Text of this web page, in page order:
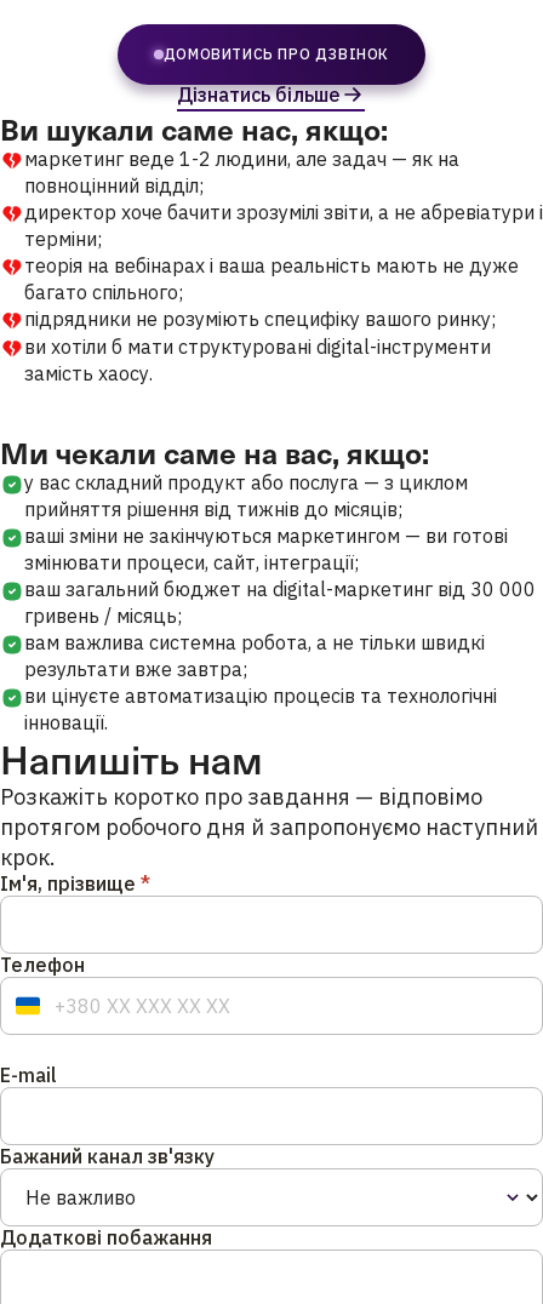
ДОМОВИТИСЬ ПРО ДЗВІНОК
Дізнатись більше
Ви шукали саме нас, якщо:
маркетинг веде 1-2 людини, але задач — як на
повноцінний відділ;
директор хоче бачити зрозумілі звіти, а не абревіатури і
терміни;
теорія на вебінарах і ваша реальність мають не дуже
багато спільного;
підрядники не розуміють специфіку вашого ринку;
ви хотіли б мати структуровані digital-інструменти
замість хаосу.
Ми чекали саме на вас, якщо:
у вас складний продукт або послуга — з циклом
прийняття рішення від тижнів до місяців;
ваші зміни не закінчуються маркетингом — ви готові
змінювати процеси, сайт, інтеграції;
ваш загальний бюджет на digital-маркетинг від 30 000
гривень / місяць;
вам важлива системна робота, а не тільки швидкі
результати вже завтра;
ви цінуєте автоматизацію процесів та технологічні
інновації.
Напишіть нам
Розкажіть коротко про завдання — відповімо
протягом робочого дня й запропонуємо наступний
крок.
Ім'я, прізвище *
Телефон
E-mail
Бажаний канал зв'язку
Додаткові побажання